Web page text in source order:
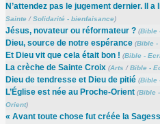
N’attendez pas le jugement dernier. Il
Sainte/Solidarité - bienfaisance)
Jésus, novateur ou réformateur ? (Bible
Dieu, source de notre espérance (Bible -
Et Dieu vit que cela était bon ! (Bible -
La crèche de Sainte Croix (Arts /Bible -
Dieu de tendresse et Dieu de pitié (Bible
L’Église est née au Proche-Orient (Bible
Orient)
« Avant toute chose fut créée la